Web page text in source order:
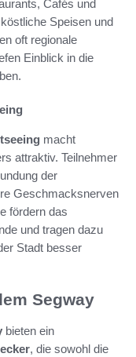
Cafés und
Speisen und
oft regionale
Einblick in die
macht
attraktiv. Teilnehmer
der
Geschmacksnerven
fördern das
und tragen dazu
Stadt besser
Segway
bieten ein
, die sowohl die